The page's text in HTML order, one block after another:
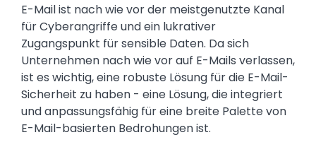
E-Mail ist nach wie vor der meistgenutzte Kanal
für Cyberangriffe und ein lukrativer
Zugangspunkt für sensible Daten. Da sich
Unternehmen nach wie vor auf E-Mails verlassen,
ist es wichtig, eine robuste Lösung für die E-Mail-
Sicherheit zu haben - eine Lösung, die integriert
und anpassungsfähig für eine breite Palette von
E-Mail-basierten Bedrohungen ist.